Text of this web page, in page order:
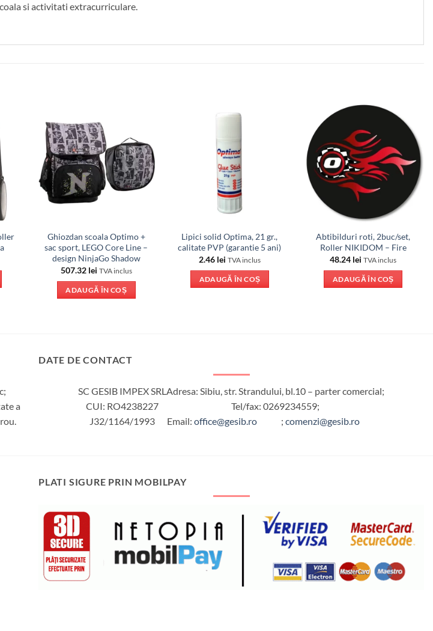
si activitati extracurriculare.
Ghiozdan scoala Optimo +
sac sport, LEGO Core Line –
design NinjaGo Shadow
507.32 lei TVA inclus
ADAUGĂ ÎN COȘ
Lipici solid Optima, 21 gr.,
calitate PVP (garantie 5 ani)
2.46 lei TVA inclus
ADAUGĂ ÎN COȘ
Abtibilduri roti, 2buc/set,
Roller NIKIDOM – Fire
48.24 lei TVA inclus
ADAUGĂ ÎN COȘ
a
DATE DE CONTACT
SC GESIB IMPEX SRL
CUI: RO4238227
J32/1164/1993
Adresa: Sibiu, str. Strandului, bl.10 – parter comercial;
Tel/fax: 0269234559;
Email: office@gesib.ro ; comenzi@gesib.ro
PLATI SIGURE PRIN MOBILPAY